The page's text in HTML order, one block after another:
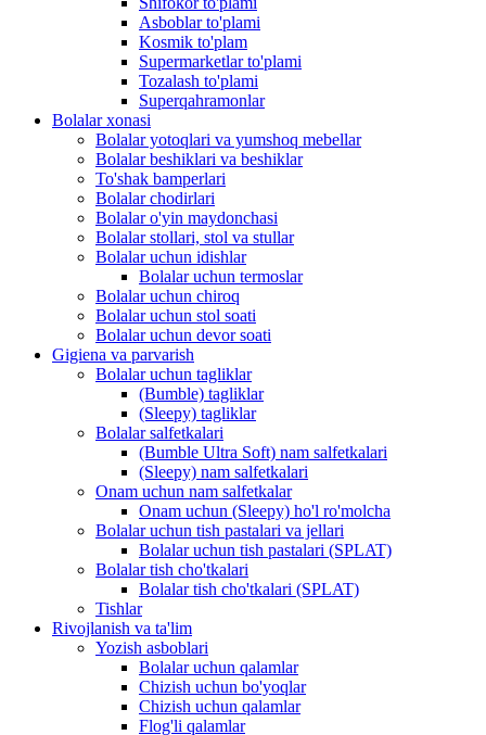
Asboblar to'plami
Kosmik to'plam
Supermarketlar to'plami
Tozalash to'plami
Superqahramonlar
Bolalar xonasi
Bolalar yotoqlari va yumshoq mebellar
Bolalar beshiklari va beshiklar
To'shak bamperlari
Bolalar chodirlari
Bolalar o'yin maydonchasi
Bolalar stollari, stol va stullar
Bolalar uchun idishlar
Bolalar uchun termoslar
Bolalar uchun chiroq
Bolalar uchun stol soati
Bolalar uchun devor soati
Gigiena va parvarish
Bolalar uchun tagliklar
(Bumble) tagliklar
(Sleepy) tagliklar
Bolalar salfetkalari
(Bumble Ultra Soft) nam salfetkalari
(Sleepy) nam salfetkalari
Onam uchun nam salfetkalar
Onam uchun (Sleepy) ho'l ro'molcha
Bolalar uchun tish pastalari va jellari
Bolalar uchun tish pastalari (SPLAT)
Bolalar tish cho'tkalari
Bolalar tish cho'tkalari (SPLAT)
Tishlar
Rivojlanish va ta'lim
Yozish asboblari
Bolalar uchun qalamlar
Chizish uchun bo'yoqlar
Chizish uchun qalamlar
Flog'li qalamlar